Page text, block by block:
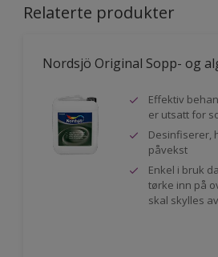
Relaterte produkter
Nordsjö Original Sopp- og
Effektiv
er utsatt for
Desinfiserer,
påvekst
Enkel i bruk
tørke inn på
skal skylles av